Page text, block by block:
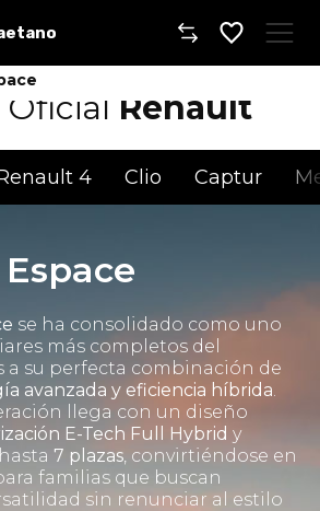
Comprar un coche
Gama
Movilidad
encontrarnos
Renault
4 Clio Captur
se ha consolidado como uno
más completos del
a su perfecta combinación de
avanzada y eficiencia híbrida.
llega con un diseño
E-Tech Full Hybrid y
7 plazas, convirtiéndose en
familias que buscan
sin renunciar al estilo